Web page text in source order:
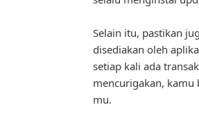
Selain itu, pastikan
disediakan oleh
setiap kali ada
mencurigakan, kamu
mu.